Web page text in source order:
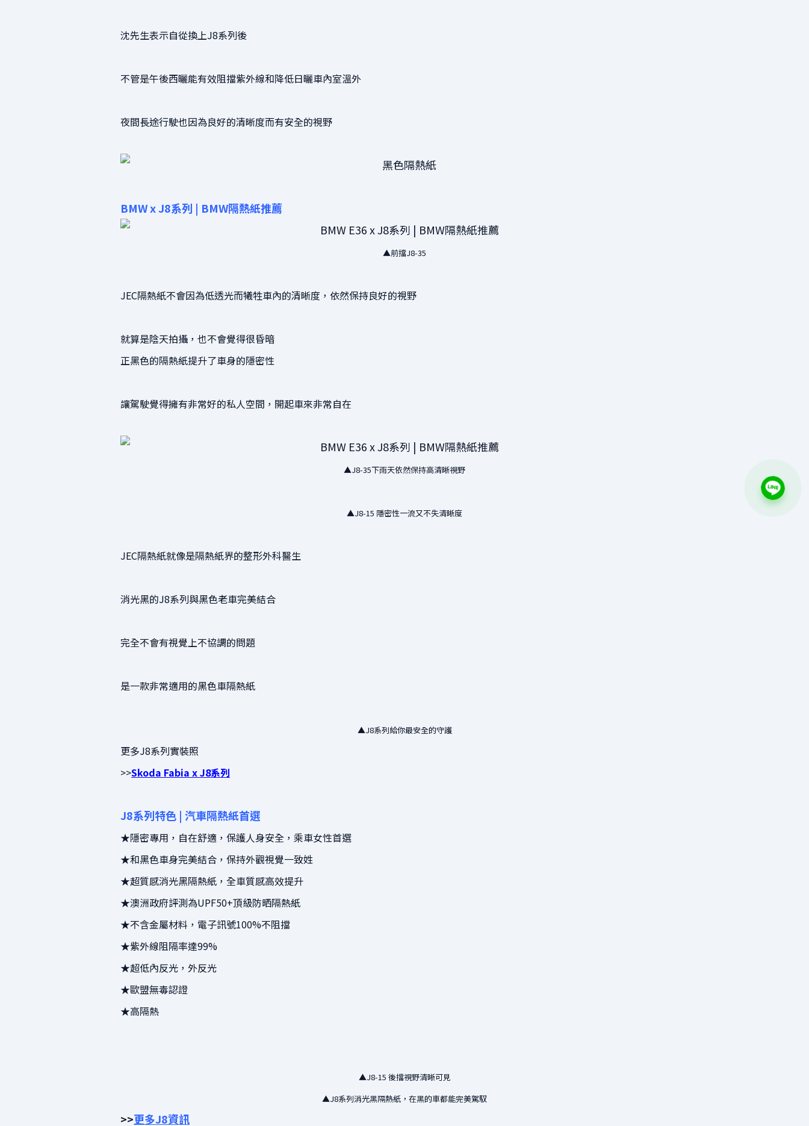
沈先生表示自從換上J8系列後
不管是午後西曬能有效阻擋紫外線和降低日曬車內室溫外
夜間長途行駛也因為良好的清晰度而有安全的視野
BMW x J8系列 | BMW隔熱紙推薦
▲前擋J8-35
JEC隔熱紙不會因為低透光而犧牲車內的清晰度，依然保持良好的視野
就算是陰天拍攝，也不會覺得很昏暗
正黑色的隔熱紙提升了車身的隱密性
讓駕駛覺得擁有非常好的私人空間，開起車來非常自在
▲J8-35下雨天依然保持高清晰視野
▲J8-15 隱密性一流又不失清晰度
JEC隔熱紙就像是隔熱紙界的整形外科醫生
消光黑的J8系列與黑色老車完美結合
完全不會有視覺上不協調的問題
是一款非常適用的黑色車隔熱紙
▲J8系列給你最安全的守護
更多J8系列實裝照
>>Skoda Fabia x J8系列
J8系列特色 | 汽車隔熱紙首選
★隱密專用，自在舒適，保護人身安全，乘車女性首選
★和黑色車身完美結合，保持外觀視覺一致姓
★超質感消光黑隔熱紙，全車質感高效提升
★澳洲政府評測為UPF50+頂級防晒隔熱紙
★不含金屬材料，電子訊號100%不阻擋
★紫外線阻隔率達99%
★超低內反光，外反光
★歐盟無毒認證
★高隔熱
▲J8-15 後擋視野清晰可見
▲J8系列消光黑隔熱紙，在黑的車都能完美駕馭
>>更多J8資訊